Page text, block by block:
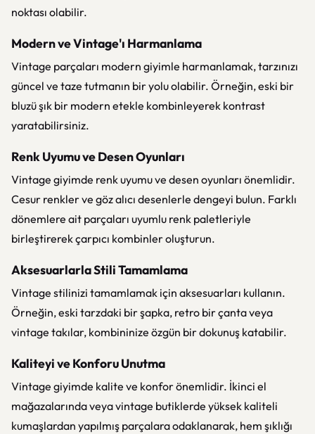
noktası olabilir.
Modern ve Vintage'ı Harmanlama
Vintage parçaları modern giyimle harmanlamak, tarzınızı
güncel ve taze tutmanın bir yolu olabilir. Örneğin, eski bir
bluzü şık bir modern etekle kombinleyerek kontrast
yaratabilirsiniz.
Renk Uyumu ve Desen Oyunları
Vintage giyimde renk uyumu ve desen oyunları önemlidir.
Cesur renkler ve göz alıcı desenlerle dengeyi bulun. Farklı
dönemlere ait parçaları uyumlu renk paletleriyle
birleştirerek çarpıcı kombinler oluşturun.
Aksesuarlarla Stili Tamamlama
Vintage stilinizi tamamlamak için aksesuarları kullanın.
Örneğin, eski tarzdaki bir şapka, retro bir çanta veya
vintage takılar, kombininize özgün bir dokunuş katabilir.
Kaliteyi ve Konforu Unutma
Vintage giyimde kalite ve konfor önemlidir. İkinci el
mağazalarında veya vintage butiklerde yüksek kaliteli
kumaşlardan yapılmış parçalara odaklanarak, hem şıklığı